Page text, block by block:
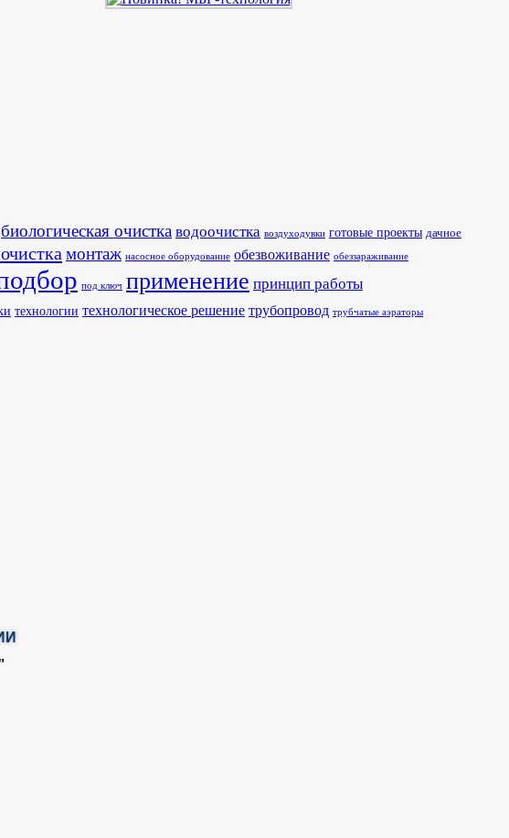
биологическая очистка водоочистка воздуходувки готовые проекты дачное
монтаж насосное оборудование обезвоживание обеззараживание
под ключ применение принцип работы
технологии технологическое решение трубопровод трубчатые аэраторы